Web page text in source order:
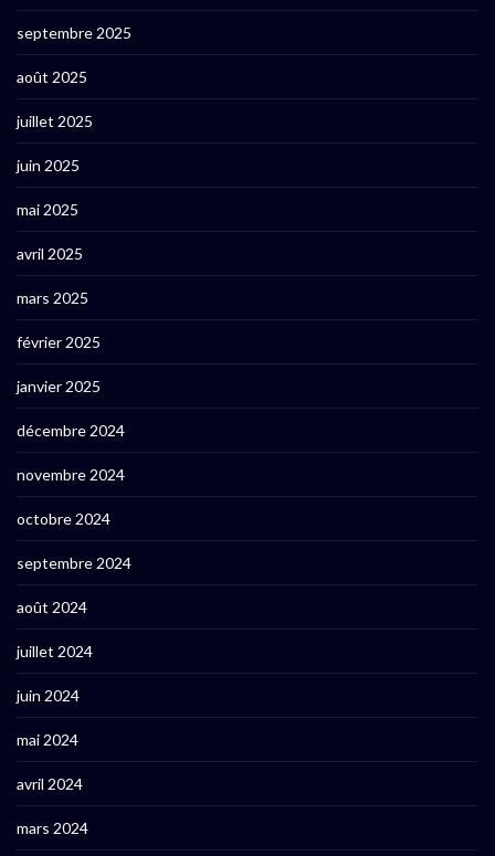
septembre 2025
août 2025
juillet 2025
juin 2025
mai 2025
avril 2025
mars 2025
février 2025
janvier 2025
décembre 2024
novembre 2024
octobre 2024
septembre 2024
août 2024
juillet 2024
juin 2024
mai 2024
avril 2024
mars 2024